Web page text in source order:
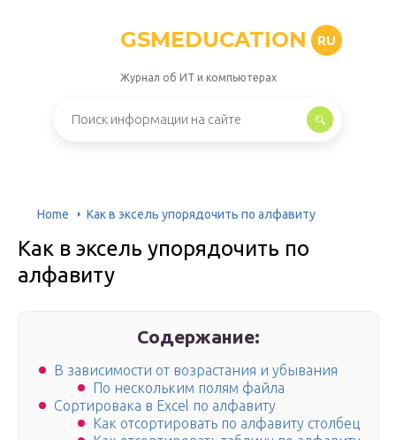
GSMEDUCATION RU
Журнал об ИТ и компьютерах
Home Как в эксель упорядочить по алфавиту
Как в эксель упорядочить по
алфавиту
Содержание:
В зависимости от возрастания и убывания
По нескольким полям файла
Сортировака в Excel по алфавиту
Как отсортировать по алфавиту столбец